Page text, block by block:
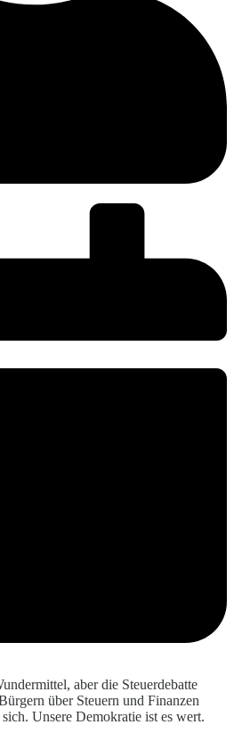
aber die Steuerdebatte
über Steuern und Finanzen
Unsere Demokratie ist es wert.